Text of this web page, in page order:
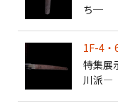
ち─
1F-4
特集展
川派―